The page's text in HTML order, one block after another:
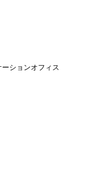
ションオフィス